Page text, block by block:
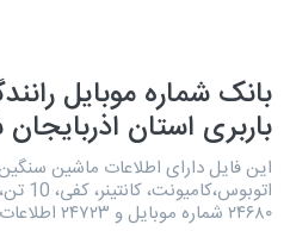
بانک شماره موبایل
باربری استان
این فایل دارای اطلاعات ماشین
۲۴۶۸۰ شماره موبایل و ۲۴۷۲۳ اطلاعات میباشد